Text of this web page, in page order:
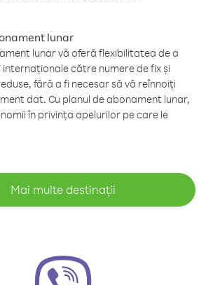
lunar
lunar vă oferă flexibilitatea de a
către numere de fix și
fără a fi necesar să vă reînnoiți
dat. Cu planul de abonament lunar,
în privința apelurilor pe care le
Mai multe destinații